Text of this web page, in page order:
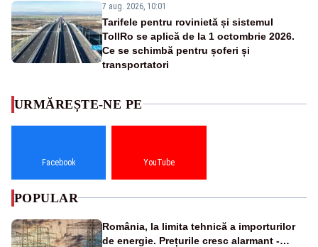
7 aug. 2026, 10:01
Tarifele pentru rovinietă și sistemul
TollRo se aplică de la 1 octombrie 2026.
Ce se schimbă pentru șoferi și
transportatori
URMĂREȘTE-NE PE
Facebook YouTube
POPULAR
România, la limita tehnică a importurilor
de energie. Prețurile cresc alarmant -